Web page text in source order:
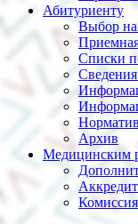
Абитуриенту
Выбор
Списки
Архив
Медицинским